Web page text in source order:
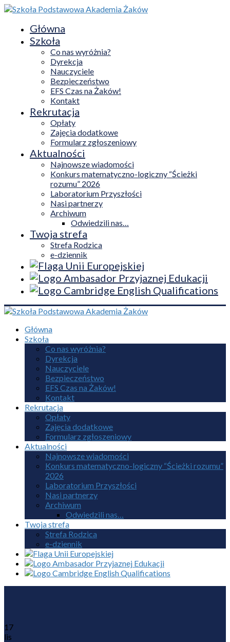
Główna
Szkoła
Co nas wyróżnia?
Dyrekcja
Nauczyciele
Bezpieczeństwo
EFS Czas na Żaków!
Kontakt
Rekrutacja
Opłaty
Zajęcia dodatkowe
Formularz zgłoszeniowy
Aktualności
Najnowsze wiadomości
Konkurs matematyczno-logiczny “Ścieżki
rozumu” 2026
Laboratorium Przyszłości
Nasi partnerzy
Archiwum
Odwiedzili nas…
Twoja strefa
Strefa Rodzica
e-dziennik
Główna
Szkoła
Co nas wyróżnia?
Dyrekcja
Nauczyciele
Bezpieczeństwo
EFS Czas na Żaków!
Kontakt
Rekrutacja
Opłaty
Zajęcia dodatkowe
Formularz zgłoszeniowy
Aktualności
Najnowsze wiadomości
Konkurs matematyczno-logiczny “Ścieżki rozumu”
2026
Laboratorium Przyszłości
Nasi partnerzy
Archiwum
Odwiedzili nas…
Twoja strefa
Strefa Rodzica
e-dziennik
17
lis